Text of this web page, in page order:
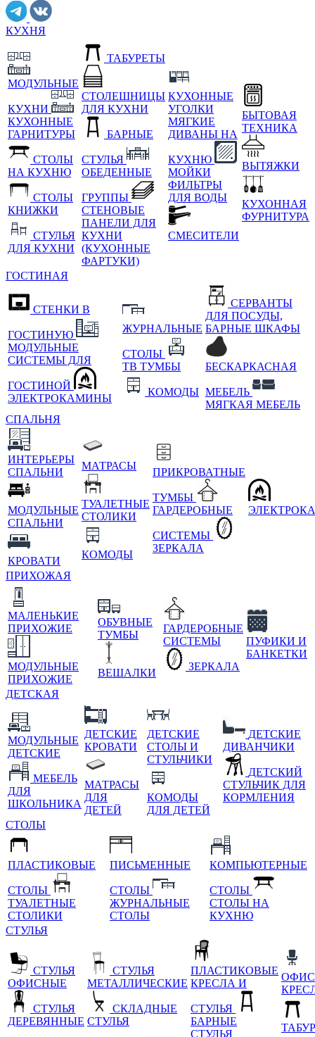
КУХНЯ
МОДУЛЬНЫЕ
КУХНИ
КУХОННЫЕ
ГАРНИТУРЫ
СТОЛЫ
НА КУХНЮ
СТОЛЫ
КНИЖКИ
СТУЛЬЯ
ДЛЯ КУХНИ
ТАБУРЕТЫ
СТОЛЕШНИЦЫ
ДЛЯ КУХНИ
БАРНЫЕ
СТУЛЬЯ
ОБЕДЕННЫЕ
ГРУППЫ
СТЕНОВЫЕ
ПАНЕЛИ ДЛЯ
КУХНИ
(КУХОННЫЕ
ФАРТУКИ)
КУХОННЫЕ
УГОЛКИ
МЯГКИЕ
ДИВАНЫ НА
КУХНЮ
МОЙКИ
ФИЛЬТРЫ
ДЛЯ ВОДЫ
СМЕСИТЕЛИ
БЫТОВАЯ
ТЕХНИКА
ВЫТЯЖКИ
КУХОННАЯ
ФУРНИТУРА
ГОСТИНАЯ
СТЕНКИ В
ГОСТИНУЮ
МОДУЛЬНЫЕ
СИСТЕМЫ ДЛЯ
ГОСТИНОЙ
ЭЛЕКТРОКАМИНЫ
ЖУРНАЛЬНЫЕ
СТОЛЫ
ТВ ТУМБЫ
КОМОДЫ
СЕРВАНТЫ
ДЛЯ ПОСУДЫ,
БАРНЫЕ ШКАФЫ
БЕСКАРКАСНАЯ
МЕБЕЛЬ
МЯГКАЯ МЕБЕЛЬ
СПАЛЬНЯ
ИНТЕРЬЕРЫ
СПАЛЬНИ
МОДУЛЬНЫЕ
СПАЛЬНИ
КРОВАТИ
МАТРАСЫ
ТУАЛЕТНЫЕ
СТОЛИКИ
КОМОДЫ
ПРИКРОВАТНЫЕ
ТУМБЫ
ГАРДЕРОБНЫЕ
СИСТЕМЫ
ЗЕРКАЛА
ПРИХОЖАЯ
МАЛЕНЬКИЕ
ПРИХОЖИЕ
МОДУЛЬНЫЕ
ПРИХОЖИЕ
ОБУВНЫЕ
ТУМБЫ
ВЕШАЛКИ
ГАРДЕРОБНЫЕ
СИСТЕМЫ
ЗЕРКАЛА
ПУФИКИ И
БАНКЕТКИ
ДЕТСКАЯ
МОДУЛЬНЫЕ
ДЕТСКИЕ
МЕБЕЛЬ
ДЛЯ
ШКОЛЬНИКА
ДЕТСКИЕ
КРОВАТИ
МАТРАСЫ
ДЛЯ
ДЕТЕЙ
ДЕТСКИЕ
СТОЛЫ И
СТУЛЬЧИКИ
КОМОДЫ
ДЛЯ ДЕТЕЙ
ДЕТСКИЕ
ДИВАНЧИКИ
ДЕТСКИЙ
СТУЛЬЧИК ДЛЯ
КОРМЛЕНИЯ
СТОЛЫ
ПЛАСТИКОВЫЕ
СТОЛЫ
ТУАЛЕТНЫЕ
СТОЛИКИ
ПИСЬМЕННЫЕ
СТОЛЫ
ЖУРНАЛЬНЫЕ
СТОЛЫ
КОМПЬЮТЕРНЫЕ
СТОЛЫ
СТОЛЫ НА
КУХНЮ
СТУЛЬЯ
СТУЛЬЯ
ОФИСНЫЕ
СТУЛЬЯ
ДЕРЕВЯННЫЕ
СТУЛЬЯ
МЕТАЛЛИЧЕСКИЕ
СКЛАДНЫЕ
СТУЛЬЯ
ПЛАСТИКОВЫЕ
КРЕСЛА И
СТУЛЬЯ
БАРНЫЕ
СТУЛЬЯ